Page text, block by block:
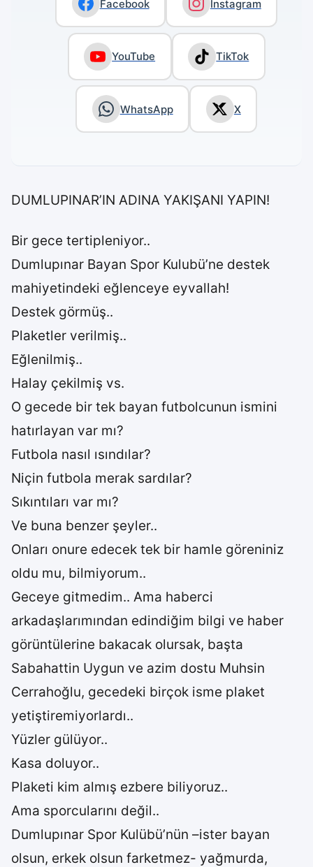
Facebook Instagram
YouTube TikTok
WhatsApp X
DUMLUPINAR’IN ADINA YAKIŞANI YAPIN!
Bir gece tertipleniyor..
Dumlupınar Bayan Spor Kulubü’ne destek
mahiyetindeki eğlenceye eyvallah!
Destek görmüş..
Plaketler verilmiş..
Eğlenilmiş..
Halay çekilmiş vs.
O gecede bir tek bayan futbolcunun ismini
hatırlayan var mı?
Futbola nasıl ısındılar?
Niçin futbola merak sardılar?
Sıkıntıları var mı?
Ve buna benzer şeyler..
Onları onure edecek tek bir hamle göreniniz
oldu mu, bilmiyorum..
Geceye gitmedim.. Ama haberci
arkadaşlarımından edindiğim bilgi ve haber
görüntülerine bakacak olursak, başta
Sabahattin Uygun ve azim dostu Muhsin
Cerrahoğlu, gecedeki birçok isme plaket
yetiştiremiyorlardı..
Yüzler gülüyor..
Kasa doluyor..
Plaketi kim almış ezbere biliyoruz..
Ama sporcularını değil..
Dumlupınar Spor Kulübü’nün –ister bayan
olsun, erkek olsun farketmez- yağmurda,